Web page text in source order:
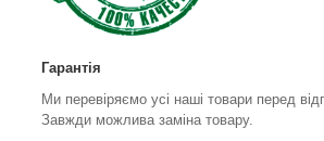
Гарантія
Ми перевіряємо усі наші товари перед
Завжди можлива заміна товару.